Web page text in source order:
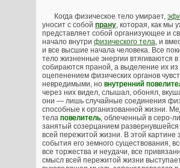
Когда физическое тело умирает,
уносит с собой прану, которая, как мы
представляет собой организующее и
начало внутри физического тела, и
и все высшие начала человека. Все
тело жизненные энергии втягиваются
собираются праной, а выделение их
оцепенением физических органов
невредимыми, но внутренний
через них видел, слышал, обонял,
они — лишь случайные соединения
способные к организованной жизни.
тела повелитель, облеченный в серо-
занятый созерцанием
всей пережитой жизни. В этой картине
события его земного существования,
все торжества и неудачи, все
смысл всей пережитой жизни